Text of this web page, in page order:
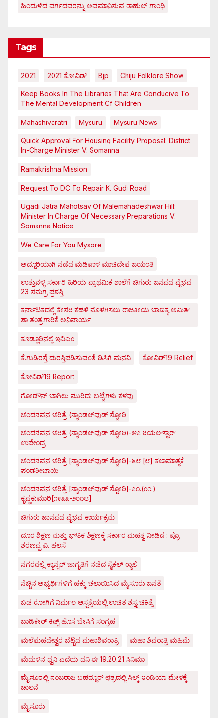
ಹಿಂದುಳಿದ ವರ್ಗದವರನ್ನು ಅವಮಾನಿಸುವ ರಾಹುಲ್ ಗಾಂಧಿ
Tags
2021 2021 ಕೋವಿಡ್‌ Bjp Chiju Folklore Show
Keep Books In The Libraries That Are Conducive To
The Mental Development Of Children
Mahashivaratri Mysuru Mysuru News
Quick Approval For Housing Facility Proposal: District
In-Charge Minister V. Somanna
Ramakrishna Mission
Request To DC To Repair K. Gudi Road
Ugadi Jatra Mahotsav Of Malemahadeshwar Hill:
Minister In Charge Of Necessary Preparations V.
Somanna Notice
We Care For You Mysore
ಅದ್ದೂರಿಯಾಗಿ ನಡೆದ ಮಡಿವಾಳ ಮಾಚಿದೇವ ಜಯಂತಿ
ಉತ್ತುವಳ್ಳಿ ಸರ್ಕಾರಿ ಹಿರಿಯ ಪ್ರಾಥಮಿಕ ಶಾಲೆಗೆ ಚಿಗುರು ಜನಪದ ವೈಭವ
23 ಸಮಗ್ರ ಪ್ರಶಸ್ತಿ
ಕರ್ನಾಟಕದಲ್ಲಿ ಕೇಸರಿ ಕಹಳೆ ಮೊಳಗಿಸಲು ರಾಜಕೀಯ ಚಾಣಕ್ಯ ಅಮಿತ್
ಶಾ ತಂತ್ರಗಾರಿಕೆ ಅನಿವಾರ್ಯ
ಕೂಡ್ಲೂರಿನಲ್ಲಿ ಇವಿಎಂ
ಕೆ.ಗುಡಿರಸ್ತೆ ದುರಸ್ತಿಪಡಿಸುವಂತೆ ಡಿಸಿಗೆ ಮನವಿ ಕೋವಿಡ್‌19 Relief
ಕೋವಿಡ್‌19 Report
ಗೋಡೌನ್ ಬಾಗಿಲು ಮುರಿದು ಬಟ್ಟೆಗಳು ಕಳವು
ಚಂದನವನ ಚರಿತ್ರೆ (ಸ್ಯಾಂಡಲ್‌ವುಡ್ ಸ್ಟೋರಿ
ಚಂದನವನ ಚರಿತ್ರೆ (ಸ್ಯಾಂಡಲ್‌ವುಡ್ ಸ್ಟೋರಿ)-೫೭ ರಿಯಲ್‌ಸ್ಟಾರ್
ಉಪೇಂದ್ರ
ಚಂದನವನ ಚರಿತ್ರೆ [ಸ್ಯಾಂಡಲ್‌ವುಡ್ ಸ್ಟೋರಿ]-೬೮ [೮] ಕಲಾಮಾತೃಕೆ
ಪಂಡರೀಬಾಯಿ
ಚಂದನವನ ಚರಿತ್ರೆ [ಸ್ಯಾಂಡಲ್‌ವುಡ್ ಸ್ಟೋರಿ]-೭೧.(೧೧.)
ಕೃಷ್ಣಕುಮಾರಿ[೧೯೩೩-೨೦೧೮]
ಚಿಗುರು ಜಾನಪದ ವೈಭವ ಕಾರ್ಯಕ್ರಮ
ದೂರ ಶಿಕ್ಷಣ ಮತ್ತು ಭೌತಿಕ ಶಿಕ್ಷಣಕ್ಕೆ ಸರ್ಕಾರ ಮಹತ್ವ ನೀಡಿದೆ : ಪ್ರೊ.
ಶರಣಪ್ಪ ವಿ. ಹಲಸೆ
ನಗರದಲ್ಲಿ ಕ್ಯಾನ್ಸರ್ ಜಾಗೃತಿಗೆ ನಡೆದ ಸೈಕಲ್ ರ್‍ಯಾಲಿ
ನೆಚ್ಚಿನ ಅಭ್ಯರ್ಥಿಗಳಿಗೆ ಹಕ್ಕು ಚಲಾಯಿಸಿದ ಮೈಸೂರು ಜನತೆ
ಬಡ ರೋಗಿಗೆ ನಿರ್ಮಲ ಆಸ್ಪತ್ರೆಯಲ್ಲಿ ಉಚಿತ ಶಸ್ತೃ ಚಿಕಿತ್ಸೆ
ಬಾಡಿಕೇರ್ ಕಿಡ್ಸ್ ಹೊಸ ಬೇಸಿಗೆ ಸಂಗ್ರಹ
ಮಲೆಮಹದೇಶ್ವರ ಬೆಟ್ಟದ ಮಹಾಶಿವರಾತ್ರಿ ಮಹಾ ಶಿವರಾತ್ರಿ ಮಹಿಮೆ
ಮೆದುಳಿನ ಧ್ವನಿ ಎದೆಯ ದನಿ ಈ 19.20.21 ಸಿನಿಮಾ
ಮೈಸೂರಲ್ಲಿ ನಂಜರಾಜ ಬಹದ್ದೂರ್ ಛತ್ರದಲ್ಲಿ ಸಿಲ್ಕ್ ಇಂಡಿಯಾ ಮೇಳಕ್ಕೆ
ಚಾಲನೆ
ಮೈಸೂರು